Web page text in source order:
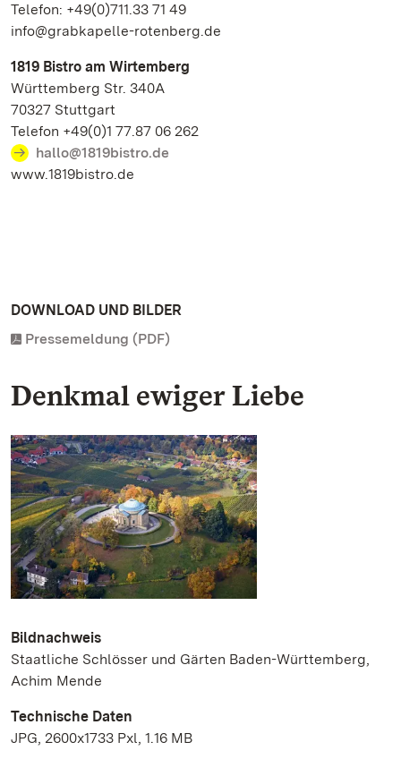
Telefon: +49(0)711.33 71 49
info@grabkapelle-rotenberg.de
1819 Bistro am Wirtemberg
Württemberg Str. 340A
70327 Stuttgart
Telefon +49(0)1 77.87 06 262
hallo@1819bistro.de
www.1819bistro.de
DOWNLOAD UND BILDER
Pressemeldung (PDF)
Denkmal ewiger Liebe
Bildnachweis
Staatliche Schlösser und Gärten Baden-Württemberg,
Achim Mende
Technische Daten
JPG, 2600x1733 Pxl, 1.16 MB